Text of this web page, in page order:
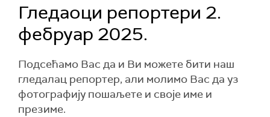
Гледаоци репортери 2.
фебруар 2025.
Подсећамо Вас да и Ви можете бити наш
гледалац репортер, али молимо Вас да уз
фотографију пошаљете и своје име и
презиме.